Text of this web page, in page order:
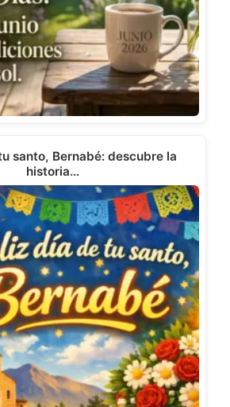
santo, Bernabé: descubre la
historia…